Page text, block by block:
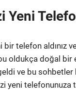
telefon aldınız
oldukça doğal
ve bu
telefonunuza